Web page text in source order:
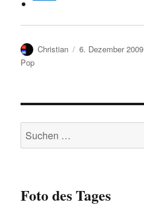
Autor
Christian
Veröffentlicht
6. Dezember 2009
Pop
Suchen
nach:
Foto des Tages